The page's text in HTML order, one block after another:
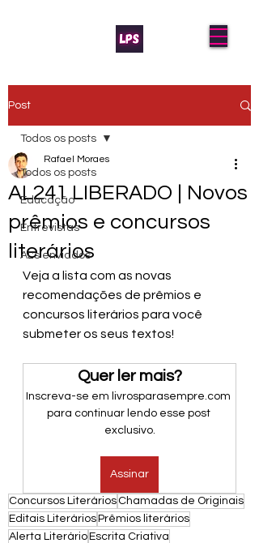
Post
Todos os posts
Educação
Entrevistas
AL's enviados
Todos os posts
AL241 LIBERADO | Novos
prêmios e concursos
literários
Rafael Moraes
Veja a lista com as novas
recomendações de prêmios e
concursos literários para você
submeter os seus textos!
Quer ler mais?
Inscreva-se em livrosparasempre.com
para continuar lendo esse post
exclusivo.
Assinar
Concursos Literários Chamadas de Originais
Editais Literários Prêmios literários
Alerta Literário Escrita Criativa